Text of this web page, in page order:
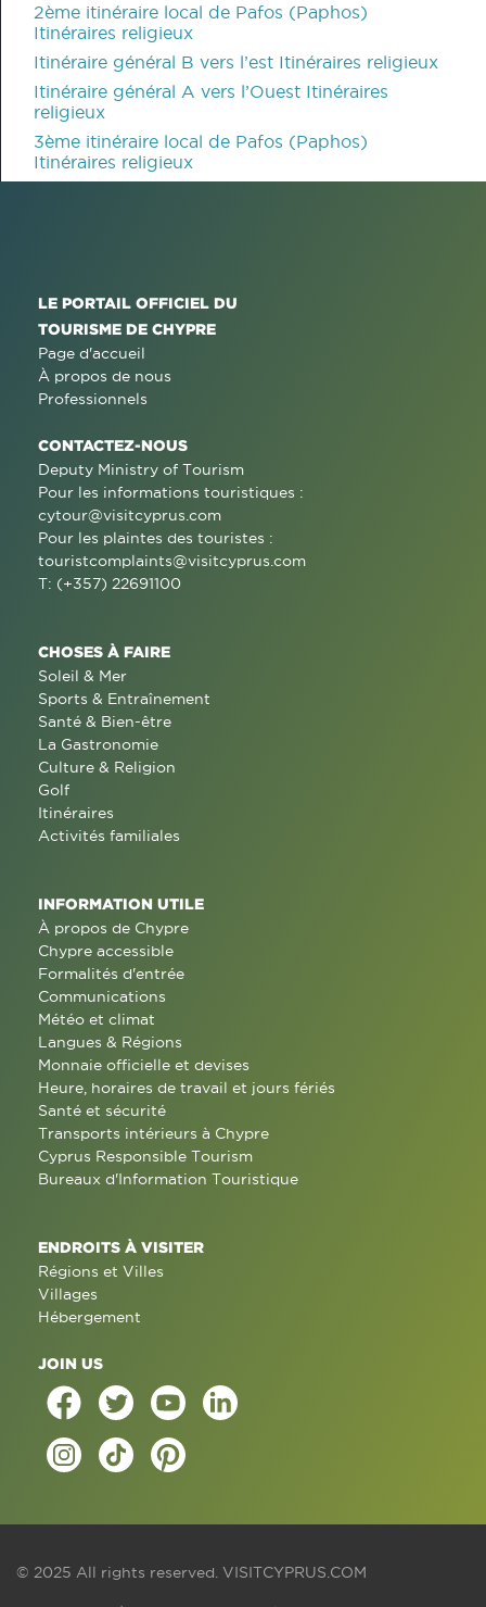
2ème itinéraire local de Pafos (Paphos)
Itinéraires religieux
Itinéraire général B vers l’est Itinéraires religieux
Itinéraire général A vers l’Ouest Itinéraires
religieux
3ème itinéraire local de Pafos (Paphos)
Itinéraires religieux
LE PORTAIL OFFICIEL DU
TOURISME DE CHYPRE
Page d'accueil
À propos de nous
Professionnels
CONTACTEZ-NOUS
Deputy Ministry of Tourism
Pour les informations touristiques :
cytour@visitcyprus.com
Pour les plaintes des touristes :
touristcomplaints@visitcyprus.com
T: (+357) 22691100
CHOSES À FAIRE
Soleil & Mer
Sports & Entraînement
Santé & Bien-être
La Gastronomie
Culture & Religion
Golf
Itinéraires
Activités familiales
INFORMATION UTILE
À propos de Chypre
Chypre accessible
Formalités d'entrée
Communications
Météo et climat
Langues & Régions
Monnaie officielle et devises
Heure, horaires de travail et jours fériés
Santé et sécurité
Transports intérieurs à Chypre
Cyprus Responsible Tourism
Bureaux d'Information Touristique
ENDROITS À VISITER
Régions et Villes
Villages
Hébergement
JOIN US
© 2025 All rights reserved. VISITCYPRUS.COM